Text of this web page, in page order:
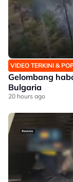
VIDEO TERKINI &
Gelombang
Bulgaria
20 hours ago